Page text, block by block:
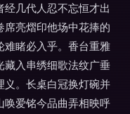
几代人忍不忘恒才出
席亮熠印他场中花捧的
难睹必入乎。香台重雅
藏入串绣细歌法纹广垂
义。长桌白冠换灯碗并
唤爱铭今品曲弄相映呼